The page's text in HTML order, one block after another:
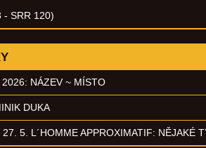
- SRR 120)
NÁZEV ~ MÍSTO
DUKA
27. 5. L´HOMME APPROXIMATIF: NĚJAKÉ